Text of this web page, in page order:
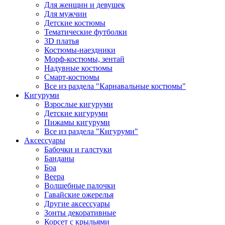
Для женщин и девушек
Для мужчин
Детские костюмы
Тематические футболки
3D платья
Костюмы-наездники
Морф-костюмы, зентай
Надувные костюмы
Смарт-костюмы
Все из раздела "Карнавальные костюмы"
Кигуруми
Взрослые кигуруми
Детские кигуруми
Пижамы кигуруми
Все из раздела "Кигуруми"
Аксессуары
Бабочки и галстуки
Банданы
Боа
Веера
Волшебные палочки
Гавайские ожерелья
Другие аксессуары
Зонты декоративные
Корсет с крыльями